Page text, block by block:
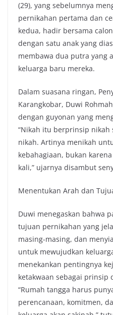
(29), yang sebelumnya
pernikahan pertama dan
kedua, hadir bersama
dengan satu anak yang
membawa dua putra yang
keluarga baru mereka.
Dalam suasana ringan,
Karangkobar, Duwi
dengan guyonan yang
“Nikah itu berprinsip nikah
nikah. Artinya menikah
kebahagiaan, bukan
kali,” ujarnya disambut
Menentukan Arah dan
Duwi menegaskan bahwa
tujuan pernikahan yang
masing-masing, dan
untuk mewujudkan
menekankan pentingnya
ketakwaan sebagai prinsip
“Rumah tangga harus
perencanaan, komitmen,